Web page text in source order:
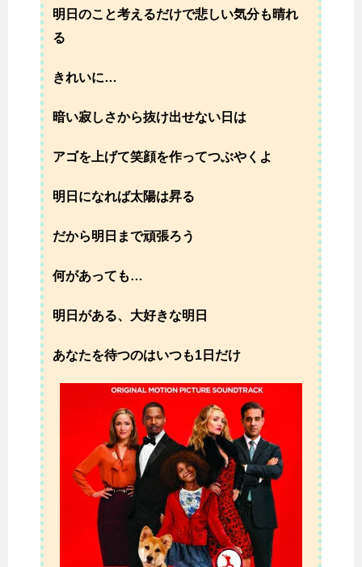
明日のこと考えるだけで悲しい気分も晴れ
る
きれいに…
暗い寂しさから抜け出せない日は
アゴを上げて笑顔を作ってつぶやくよ
明日になれば太陽は昇る
だから明日まで頑張ろう
何があっても…
明日がある、大好きな明日
あなたを待つのはいつも1日だけ